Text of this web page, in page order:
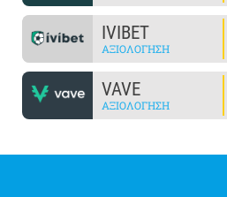
IVIBET
ΑΞΙΟΛΌΓΗΣΗ
VAVE
ΑΞΙΟΛΌΓΗΣΗ